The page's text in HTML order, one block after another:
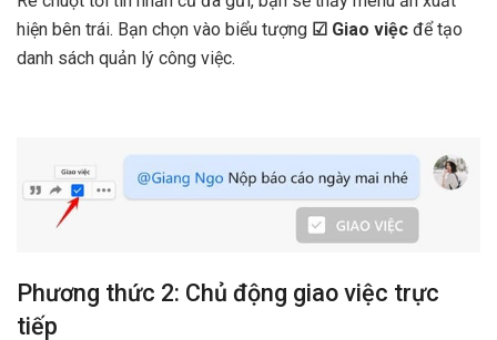
hiện bên trái. Bạn chọn vào biểu tượng ☑ Giao việc để tạo
danh sách quản lý công việc.
Phương thức 2: Chủ động giao việc trực
tiếp